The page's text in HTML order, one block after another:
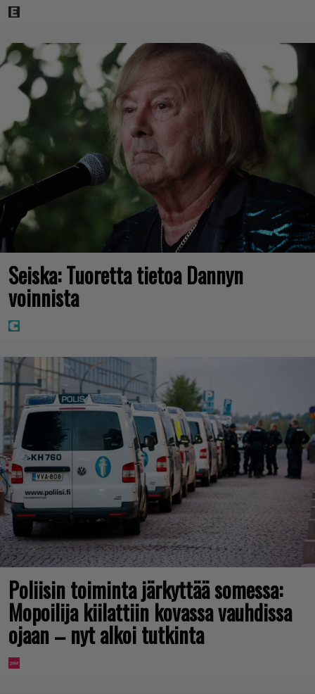
Seiska: Tuoretta tietoa Dannyn
voinnista
Poliisin toiminta järkyttää somessa:
Mopoilija kiilattiin kovassa vauhdissa
ojaan – nyt alkoi tutkinta